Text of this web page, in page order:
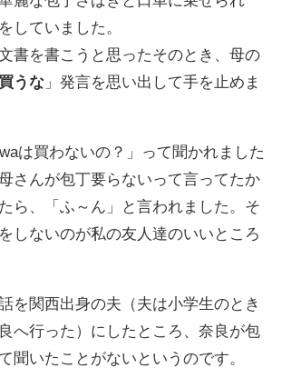
していました。
書を書こうと思ったそのとき、母の
うな 」発言を思い出して手を止めま
は買わないの？」って聞かれました
さんが包丁要らないって言ってたか
ら、「ふ～ん」と言われました。そ
しないのが私の友人達のいいところ
を関西出身の夫（夫は小学生のとき
へ行った）にしたところ、奈良が包
聞いたことがないというのです。